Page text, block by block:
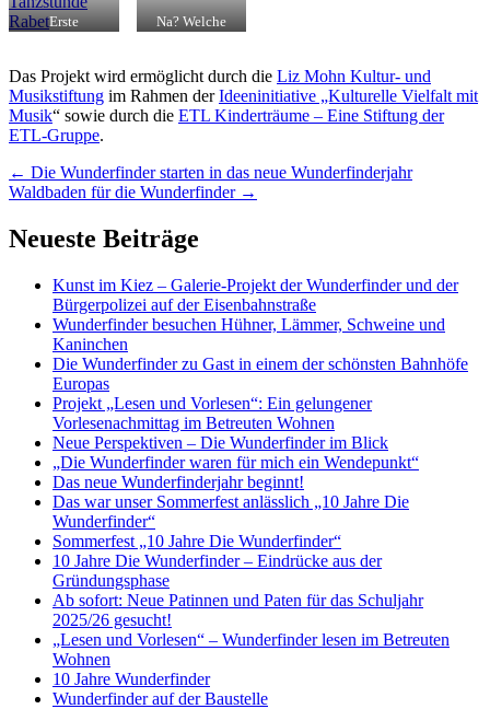
Erste
Grundschülerinnen
am Rabet
Na? Welche
gemeint sein?
Das Projekt wird ermöglicht durch die Liz Mohn Kultur- und
Musikstiftung im Rahmen derIdeeninitiative „Kulturelle Vielfalt mit
Musik“ sowie durch die ETL Kinderträume – Eine Stiftung der
ETL-Gruppe.
Artikel-
Navigation
← Die Wunderfinder starten in das neue Wunderfinderjahr
Waldbaden für die Wunderfinder →
Neueste Beiträge
Kunst im Kiez – Galerie-Projekt der Wunderfinder und der
Bürgerpolizei auf der Eisenbahnstraße
Wunderfinder besuchen Hühner, Lämmer, Schweine und
Kaninchen
Die Wunderfinder zu Gast in einem der schönsten Bahnhöfe
Europas
Projekt „Lesen und Vorlesen“: Ein gelungener
Vorlesenachmittag im Betreuten Wohnen
Neue Perspektiven – Die Wunderfinder im Blick
„Die Wunderfinder waren für mich ein Wendepunkt“
Das neue Wunderfinderjahr beginnt!
Das war unser Sommerfest anlässlich „10 Jahre Die
Wunderfinder“
Sommerfest „10 Jahre Die Wunderfinder“
10 Jahre Die Wunderfinder – Eindrücke aus der
Gründungsphase
Ab sofort: Neue Patinnen und Paten für das Schuljahr
2025/26 gesucht!
„Lesen und Vorlesen“ – Wunderfinder lesen im Betreuten
Wohnen
10 Jahre Wunderfinder
Wunderfinder auf der Baustelle